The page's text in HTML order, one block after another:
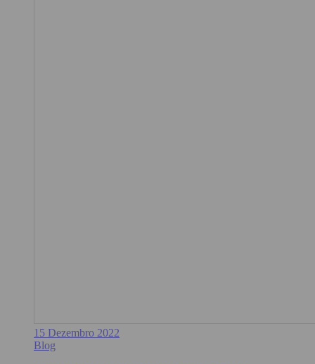
15 Dezembro 2022
Blog